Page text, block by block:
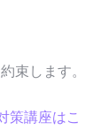
束します。
策講座はこ